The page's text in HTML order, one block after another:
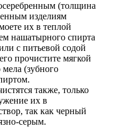
(толщина
изделиям
их в теплой
нашатырного спирта
с питьевой содой
прочистите мягкой
(зубного
также, только
их в
так как черный
серым.